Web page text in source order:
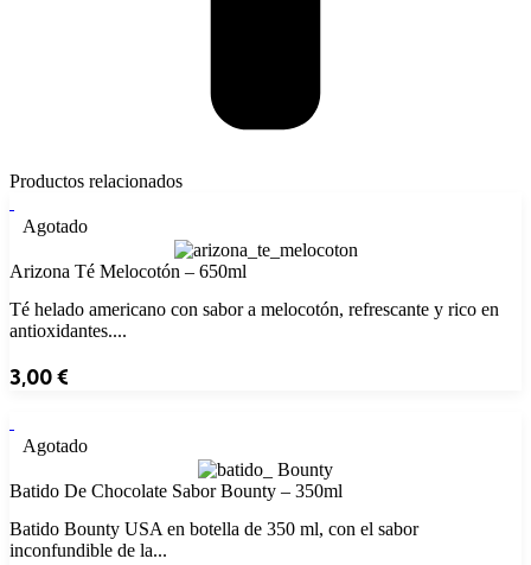
Productos relacionados
Agotado
Arizona Té Melocotón – 650ml
Té helado americano con sabor a melocotón, refrescante y rico en
antioxidantes....
3,00€
Agotado
Batido De Chocolate Sabor Bounty – 350ml
Batido Bounty USA en botella de 350 ml, con el sabor
inconfundible de la...